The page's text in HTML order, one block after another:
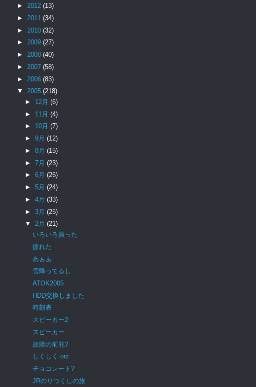
► 2012 (13)
► 2011 (34)
► 2010 (32)
► 2009 (27)
► 2008 (40)
► 2007 (58)
► 2006 (83)
▼ 2005 (218)
► 12月 (6)
► 11月 (4)
► 10月 (7)
► 9月 (12)
► 8月 (15)
► 7月 (23)
► 6月 (26)
► 5月 (24)
► 4月 (33)
► 3月 (25)
▼ 2月 (21)
いろいろ買った
疲れた
あぁぁ
雪降ってるし
ATOK2005
HDD交換しました
時刻表
スピーカー2
スピーカー
故障の前兆?
しくしく orz
チョコレート?
JRのりつくしの旅